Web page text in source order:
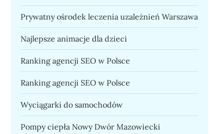
Prywatny ośrodek leczenia uzależnień Warszawa
Najlepsze animacje dla dzieci
Ranking agencji SEO w Polsce
Ranking agencji SEO w Polsce
Wyciągarki do samochodów
Pompy ciepła Nowy Dwór Mazowiecki